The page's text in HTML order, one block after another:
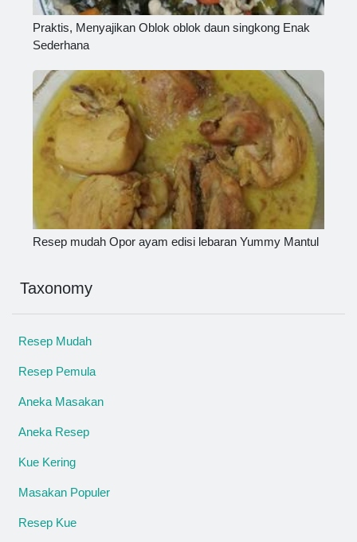
Praktis, Menyajikan Oblok oblok daun singkong Enak
Sederhana
Resep mudah Opor ayam edisi lebaran Yummy Mantul
Taxonomy
Resep Mudah
Resep Pemula
Aneka Masakan
Aneka Resep
Kue Kering
Masakan Populer
Resep Kue